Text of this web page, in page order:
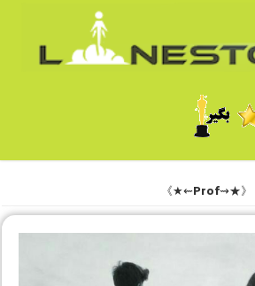
《★⇝Prof⇜★》